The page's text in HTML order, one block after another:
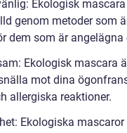
Ekologisk
genom metoder som
dem som är
Ekologisk mascara
mot dina
allergiska reaktioner.
Ekologiska